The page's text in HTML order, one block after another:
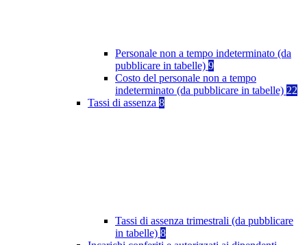
Personale non a tempo indeterminato (da
pubblicare in tabelle) 9
Costo del personale non a tempo
indeterminato (da pubblicare in tabelle) 22
Tassi di assenza 8
Tassi di assenza trimestrali (da pubblicare
in tabelle) 8